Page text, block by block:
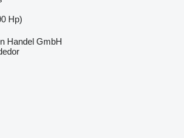
Hp)
Handel GmbH